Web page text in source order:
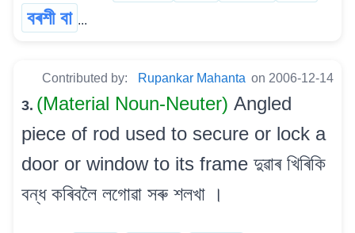
বৰশী বা ...
Contributed by: Rupankar Mahanta on 2006-12-14
3. (Material Noun-Neuter) Angled
piece of rod used to secure or lock a
door or window to its frame দুৱাৰ খিৰিকি
বন্ধ কৰিবলৈ লগোৱা সৰু শলখা ।